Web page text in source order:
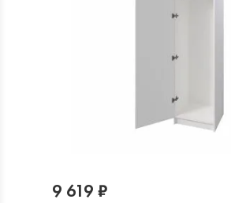
9 619 ₽